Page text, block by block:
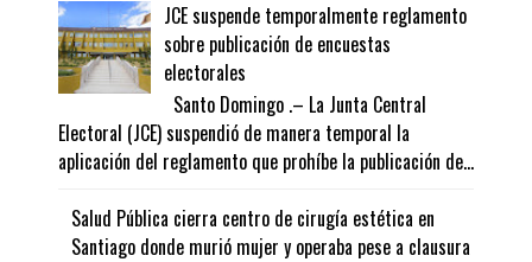
JCE suspende temporalmente reglamento
sobre publicación de encuestas
electorales
Santo Domingo .– La Junta Central
Electoral (JCE) suspendió de manera temporal la
aplicación del reglamento que prohíbe la publicación de...
Salud Pública cierra centro de cirugía estética en
Santiago donde murió mujer y operaba pese a clausura